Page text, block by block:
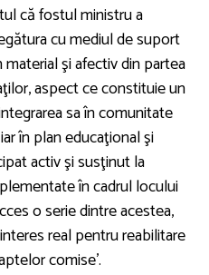
că fostul ministru a
cu mediul de suport
şi afectiv din partea
aspect ce constituie un
sa în comunitate
în plan educaţional şi
activ şi susţinut la
în cadrul locului
o serie dintre acestea,
real pentru reabilitare
comise'.